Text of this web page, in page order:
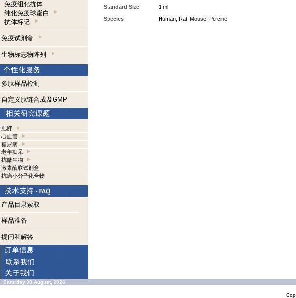
免疫组化抗体
纯化免疫球蛋白
抗体标记
免疫试剂盒
生物标志物阵列
多肽样品检测
自定义肽链合成及GMP
肥胖
心血管
糖尿病
老年痴呆
抗微生物
激素酶联试剂盒
抗癌小分子化合物
产品目录索取
样品准备
提问和解答
Standard Size
1 ml
Species
Human, Rat, Mouse, Porcine
Saturday 08 August, 2026